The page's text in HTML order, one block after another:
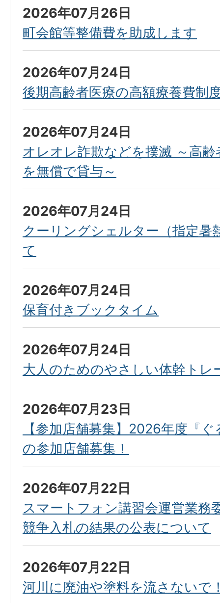
2026年07月26日
町会館等整備費を助成します
2026年07月24日
後期高齢者医療の高額療養費制
2026年07月24日
オレオレ詐欺などを撲滅 ～高
を無償で貸与～
2026年07月24日
クーリングシェルター（指定暑
て
2026年07月24日
保育付きブックタイム
2026年07月24日
大人のためのやさしい体幹トレ
2026年07月23日
【参加店舗募集】2026年度『
の参加店舗募集！
2026年07月22日
スマートフォン講習会運営業務
競争入札の結果の公表について
2026年07月22日
河川に廃油や塗料を流さないで